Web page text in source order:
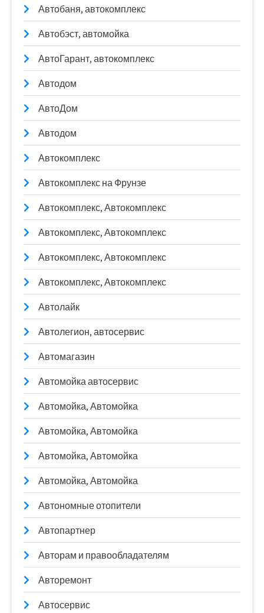
Автобаня, автокомплекс
Автобэст, автомойка
АвтоГарант, автокомплекс
Автодом
АвтоДом
Автодом
Автокомплекс
Автокомплекс на Фрунзе
Автокомплекс, Автокомплекс
Автокомплекс, Автокомплекс
Автокомплекс, Автокомплекс
Автокомплекс, Автокомплекс
Автолайк
Автолегион, автосервис
Автомагазин
Автомойка автосервис
Автомойка, Автомойка
Автомойка, Автомойка
Автомойка, Автомойка
Автомойка, Автомойка
Автономные отопители
Автопартнер
Авторам и правообладателям
Авторемонт
Автосервис